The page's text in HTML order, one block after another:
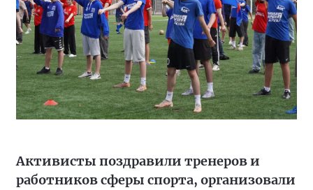
Активисты поздравили тренеров и
работников сферы спорта, организовали